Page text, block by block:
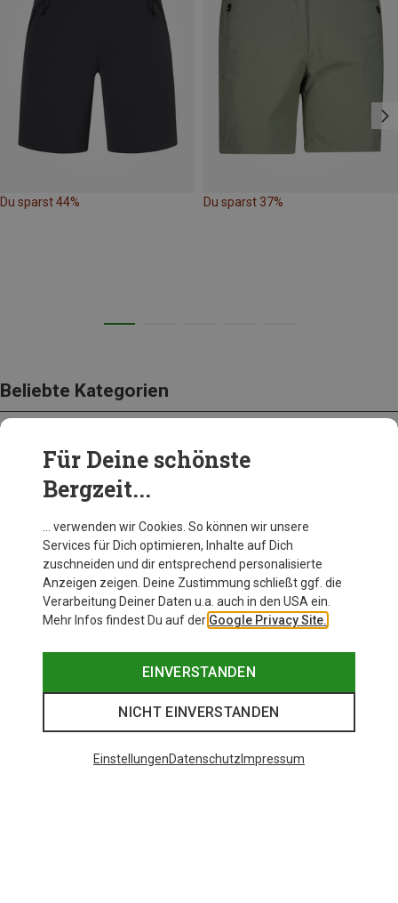
Du sparst 44% Du sparst 37%
Beliebte Kategorien
BEKLEIDUNG
Für Deine schönste
Bergzeit...
… verwenden wir Cookies. So können wir unsere
Services für Dich optimieren, Inhalte auf Dich
zuschneiden und dir entsprechend personalisierte
Anzeigen zeigen. Deine Zustimmung schließt ggf. die
Verarbeitung Deiner Daten u.a. auch in den USA ein.
Mehr Infos findest Du auf der Google Privacy Site.
EINVERSTANDEN
NICHT EINVERSTANDEN
EinstellungenDatenschutz Impressum